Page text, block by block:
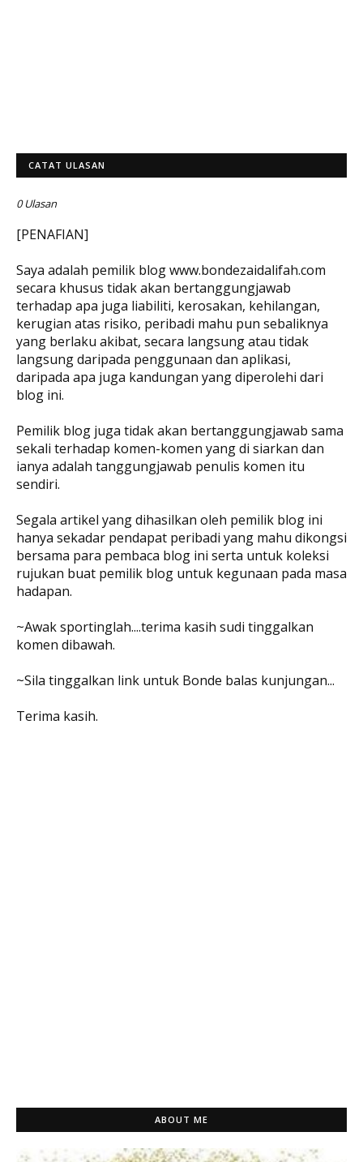
CATAT ULASAN
0 Ulasan
[PENAFIAN]
Saya adalah pemilik blog www.bondezaidalifah.com
secara khusus tidak akan bertanggungjawab
terhadap apa juga liabiliti, kerosakan, kehilangan,
kerugian atas risiko, peribadi mahu pun sebaliknya
yang berlaku akibat, secara langsung atau tidak
langsung daripada penggunaan dan aplikasi,
daripada apa juga kandungan yang diperolehi dari
blog ini.
Pemilik blog juga tidak akan bertanggungjawab sama
sekali terhadap komen-komen yang di siarkan dan
ianya adalah tanggungjawab penulis komen itu
sendiri.
Segala artikel yang dihasilkan oleh pemilik blog ini
hanya sekadar pendapat peribadi yang mahu dikongsi
bersama para pembaca blog ini serta untuk koleksi
rujukan buat pemilik blog untuk kegunaan pada masa
hadapan.
~Awak sportinglah....terima kasih sudi tinggalkan
komen dibawah.
~Sila tinggalkan link untuk Bonde balas kunjungan...
Terima kasih.
ABOUT ME